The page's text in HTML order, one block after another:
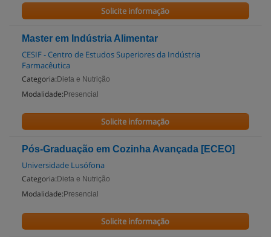
Solicite informação
Master em Indústria Alimentar
CESIF - Centro de Estudos Superiores da Indústria
Farmacêutica
Categoria: Dieta e Nutrição
Modalidade: Presencial
Solicite informação
Pós-Graduação em Cozinha Avançada [ECEO]
Universidade Lusófona
Categoria: Dieta e Nutrição
Modalidade: Presencial
Solicite informação